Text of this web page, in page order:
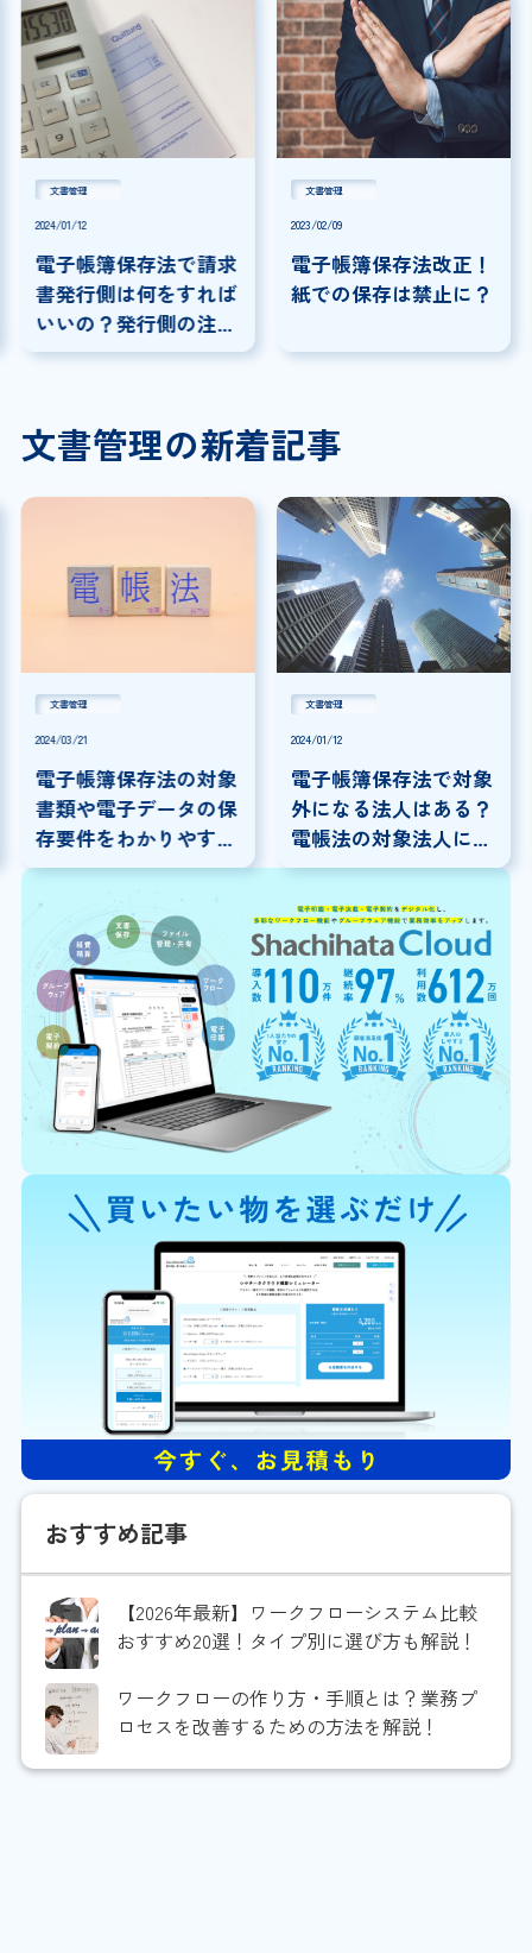
文書管理
2024/01/12
電子帳簿保存法で請求
書発行側は何をすれば
いいの？発行側の注意
点を解説!
文書管理
2023/02/09
電子帳簿保存法改正！
紙での保存は禁止に？
文書管理の新着記事
文書管理
2024/03/21
電子帳簿保存法の対象
書類や電子データの保
存要件をわかりやすく
解説
文書管理
2024/01/12
電子帳簿保存法で対象
外になる法人はある？
電帳法の対象法人につ
いて解説！
おすすめ記事
【2026年最新】ワークフローシステム比較
おすすめ20選！タイプ別に選び方も解説！
ワークフローの作り方・手順とは？業務プ
ロセスを改善するための方法を解説！